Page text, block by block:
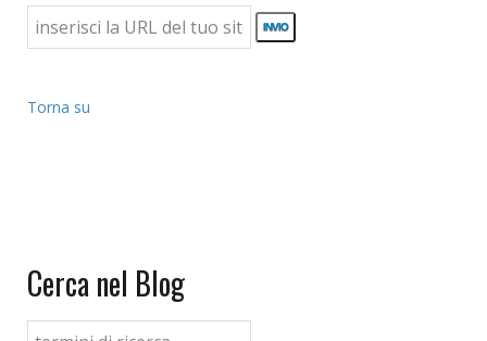
Torna su
Cerca nel Blog